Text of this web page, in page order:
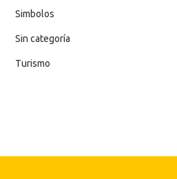
Simbolos
Sin categoría
Turismo